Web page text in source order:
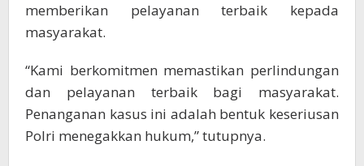
memberikan pelayanan terbaik kepada
masyarakat.
“Kami berkomitmen memastikan perlindungan
dan pelayanan terbaik bagi masyarakat.
Penanganan kasus ini adalah bentuk keseriusan
Polri menegakkan hukum,” tutupnya.